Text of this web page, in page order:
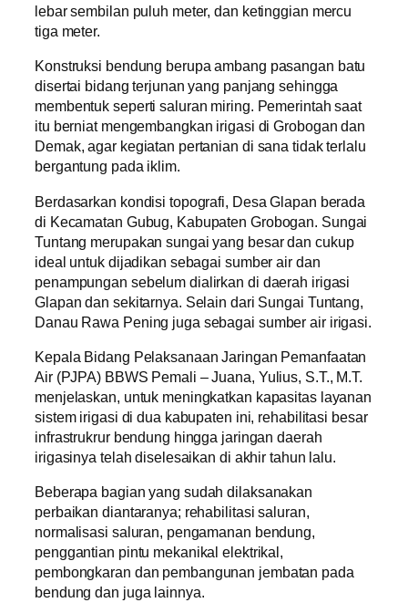
lebar sembilan puluh meter, dan ketinggian mercu
tiga meter.
Konstruksi bendung berupa ambang pasangan batu
disertai bidang terjunan yang panjang sehingga
membentuk seperti saluran miring. Pemerintah saat
itu berniat mengembangkan irigasi di Grobogan dan
Demak, agar kegiatan pertanian di sana tidak terlalu
bergantung pada iklim.
Berdasarkan kondisi topografi, Desa Glapan berada
di Kecamatan Gubug, Kabupaten Grobogan. Sungai
Tuntang merupakan sungai yang besar dan cukup
ideal untuk dijadikan sebagai sumber air dan
penampungan sebelum dialirkan di daerah irigasi
Glapan dan sekitarnya. Selain dari Sungai Tuntang,
Danau Rawa Pening juga sebagai sumber air irigasi.
Kepala Bidang Pelaksanaan Jaringan Pemanfaatan
Air (PJPA) BBWS Pemali – Juana, Yulius, S.T., M.T.
menjelaskan, untuk meningkatkan kapasitas layanan
sistem irigasi di dua kabupaten ini, rehabilitasi besar
infrastrukrur bendung hingga jaringan daerah
irigasinya telah diselesaikan di akhir tahun lalu.
Beberapa bagian yang sudah dilaksanakan
perbaikan diantaranya; rehabilitasi saluran,
normalisasi saluran, pengamanan bendung,
penggantian pintu mekanikal elektrikal,
pembongkaran dan pembangunan jembatan pada
bendung dan juga lainnya.